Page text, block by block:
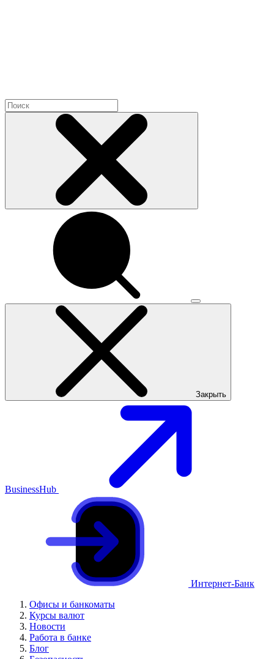
Закрыть
BusinessHub
Интернет-Банк
Офисы и банкоматы
Курсы валют
Новости
Работа в банке
Блог